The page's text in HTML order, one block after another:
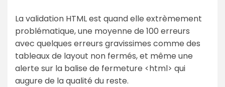
La validation HTML est quand elle extrèmement
problématique, une moyenne de 100 erreurs
avec quelques erreurs gravissimes comme des
tableaux de layout non fermés, et même une
alerte sur la balise de fermeture <html> qui
augure de la qualité du reste.